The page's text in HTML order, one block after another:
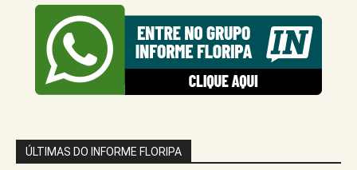
ÚLTIMAS DO INFORME FLORIPA